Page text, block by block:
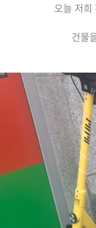
오늘 저
건물